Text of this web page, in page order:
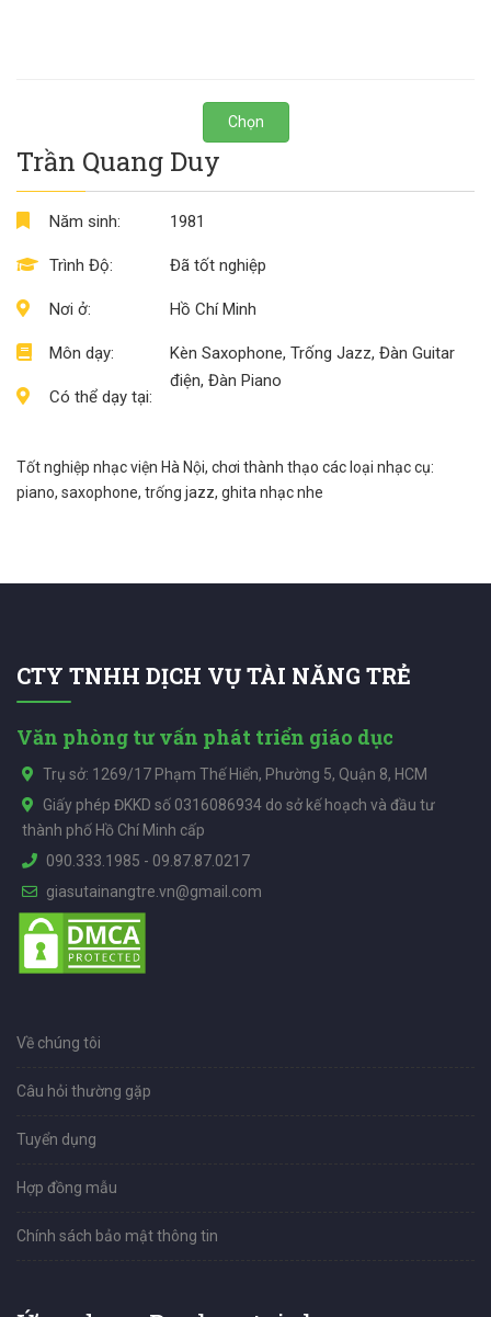
Chọn
Trần Quang Duy
Năm sinh:
Trình Độ:
Nơi ở:
Môn dạy:
Có thể dạy tại:
1981
Đã tốt nghiệp
Hồ Chí Minh
Kèn Saxophone, Trống Jazz, Đàn Guitar
điện, Đàn Piano
Tốt nghiệp nhạc viện Hà Nội, chơi thành thạo các loại nhạc cụ:
piano, saxophone, trống jazz, ghita nhạc nhe
CTY TNHH DỊCH VỤ TÀI NĂNG TRẺ
Văn phòng tư vấn phát triển giáo dục
Trụ sở: 1269/17 Phạm Thế Hiển, Phường 5, Quận 8, HCM
Giấy phép ĐKKD số 0316086934 do sở kế hoạch và đầu tư
thành phố Hồ Chí Minh cấp
090.333.1985 - 09.87.87.0217
giasutainangtre.vn@gmail.com
Về chúng tôi
Câu hỏi thường gặp
Tuyển dụng
Hợp đồng mẫu
Chính sách bảo mật thông tin